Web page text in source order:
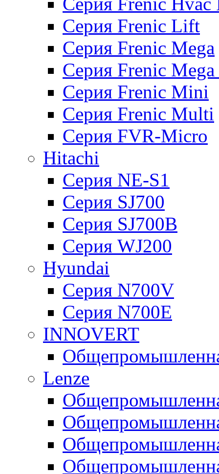
Серия Frenic Lift
Серия Frenic Mega
Серия Frenic Mega
Серия Frenic Mini
Серия Frenic Multi
Серия FVR-Micro
Hitachi
Серия NE-S1
Серия SJ700
Серия SJ700B
Серия WJ200
Hyundai
Серия N700V
Серия N700Е
INNOVERT
Lenze